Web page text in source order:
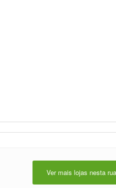
Ver mais lojas nesta rua